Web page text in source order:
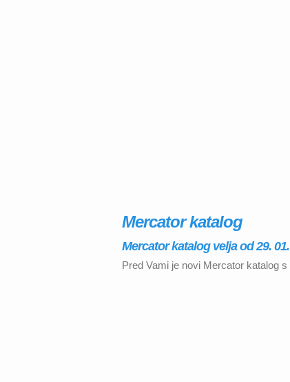
Mercator katalog
Mercator katalog velja od 29.
Pred Vami je novi Mercator katalog